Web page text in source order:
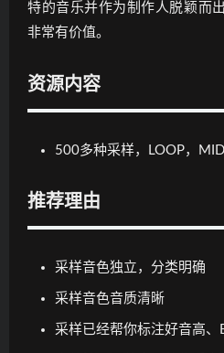
特的音乐并作为制作人脱颖而
非常有价值。
资源内容
500多种采样，LOOP，MIDI
推荐理由
采样音色独立，分类明确
采样音色音质清晰
采样已经帮你标注好音高、